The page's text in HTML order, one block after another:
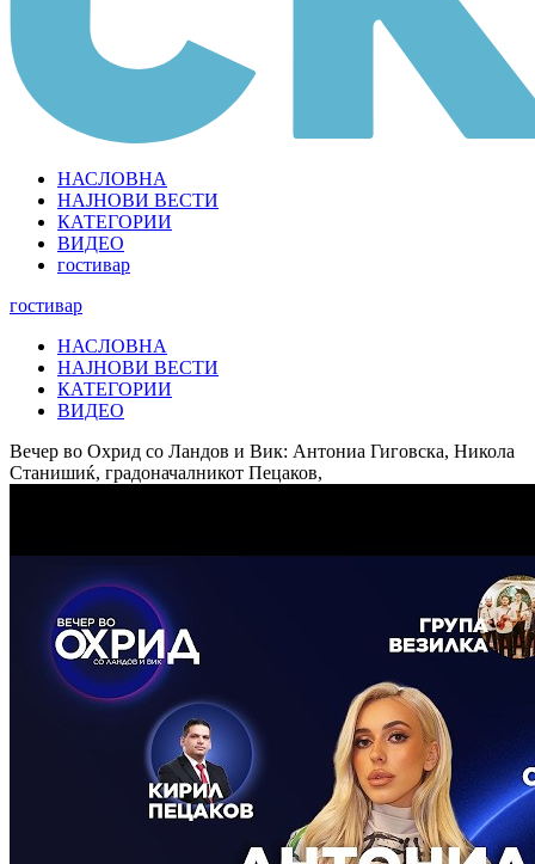
НАСЛОВНА
НАЈНОВИ ВЕСТИ
КАТЕГОРИИ
ВИДЕО
гостивар
гостивар
НАСЛОВНА
НАЈНОВИ ВЕСТИ
КАТЕГОРИИ
ВИДЕО
Вечер во Охрид со Ландов и Вик: Антониа Гиговска, Никола
Станишиќ, градоначалникот Пецаков,